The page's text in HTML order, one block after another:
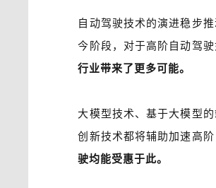
自动驾驶技术的演进稳步
今阶段，对于高阶自动驾
行业带来了更多可能。
大模型技术、基于大模型
创新技术都将辅助加速高阶
驶均能受惠于此。